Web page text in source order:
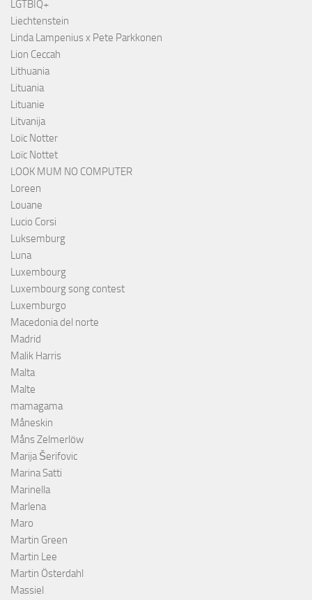
LGTBIQ+
Liechtenstein
Linda Lampenius x Pete Parkkonen
Lion Ceccah
Lithuania
Lituania
Lituanie
Litvanija
Loïc Notter
Loïc Nottet
LOOK MUM NO COMPUTER
Loreen
Louane
Lucio Corsi
Luksemburg
Luna
Luxembourg
Luxembourg song contest
Luxemburgo
Macedonia del norte
Madrid
Malik Harris
Malta
Malte
mamagama
Måneskin
Måns Zelmerlöw
Marija Šerifovic
Marina Satti
Marinella
Marlena
Maro
Martin Green
Martin Lee
Martin Österdahl
Massiel